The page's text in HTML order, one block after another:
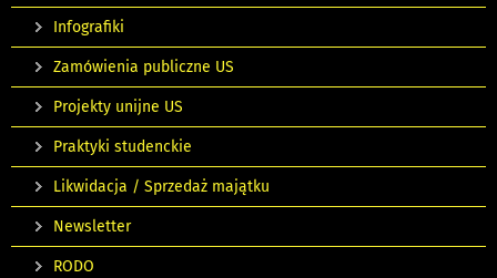
Infografiki
Zamówienia publiczne US
Projekty unijne US
Praktyki studenckie
Likwidacja / Sprzedaż majątku
Newsletter
RODO